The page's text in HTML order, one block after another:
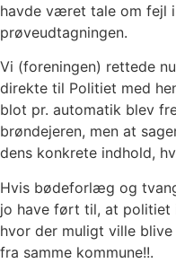
havde været tale om fejl
prøveudtagningen.
Vi (foreningen) rettede
direkte til Politiet med
blot pr. automatik blev
brøndejeren, men at
dens konkrete indhold,
Hvis bødeforlæg og
jo have ført til, at politiet
hvor der muligt ville
fra samme kommune!!.